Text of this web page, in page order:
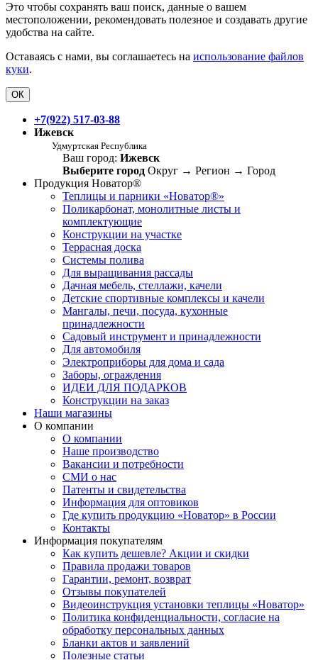
Это чтобы сохранять ваш поиск, данные о вашем
местоположении, рекомендовать полезное и создавать другие
удобства на сайте.
Оставаясь с нами, вы соглашаетесь на использование файлов
куки.
ОК
+7(922) 517-03-88
Ижевск
Удмуртская Республика
Ваш город: Ижевск
Выберите город Округ → Регион → Город
Продукция Новатор®
Теплицы и парники «Новатор®»
Поликарбонат, монолитные листы и
комплектующие
Конструкции на участке
Террасная доска
Системы полива
Для выращивания рассады
Дачная мебель, стеллажи, качели
Детские спортивные комплексы и качели
Мангалы, печи, посуда, кухонные
принадлежности
Садовый инструмент и принадлежности
Для автомобиля
Электроприборы для дома и сада
Заборы, ограждения
ИДЕИ ДЛЯ ПОДАРКОВ
Конструкции на заказ
Наши магазины
О компании
О компании
Наше производство
Вакансии и потребности
СМИ о нас
Патенты и свидетельства
Информация для оптовиков
Где купить продукцию «Новатор» в России
Контакты
Информация покупателям
Как купить дешевле? Акции и скидки
Правила продажи товаров
Гарантии, ремонт, возврат
Отзывы покупателей
Видеоинструкция установки теплицы «Новатор»
Политика конфиденциальности, согласие на
обработку персональных данных
Бланки актов и заявлений
Полезные статьи